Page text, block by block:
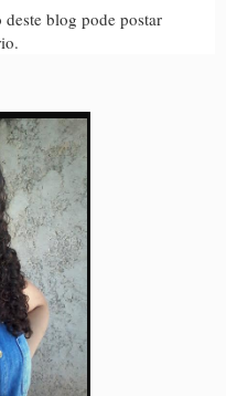
blog pode postar